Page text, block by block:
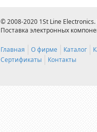
© 2008-2020 1St Line
Поставка электронных
Главная О фирме Каталог
Сертификаты
Контакты